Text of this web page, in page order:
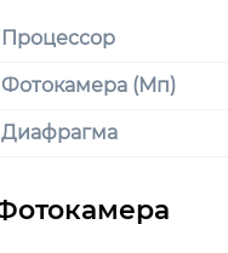
Процессор
Фотокамера (Мп)
Диафрагма